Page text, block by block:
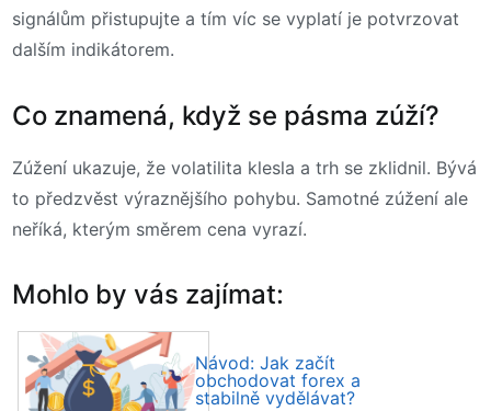
signálům přistupujte a tím víc se vyplatí je potvrzovat
dalším indikátorem.
Co znamená, když se pásma zúží?
Zúžení ukazuje, že volatilita klesla a trh se zklidnil. Bývá
to předzvěst výraznějšího pohybu. Samotné zúžení ale
neříká, kterým směrem cena vyrazí.
Mohlo by vás zajímat:
Návod: Jak začít
obchodovat forex a
stabilně vydělávat?